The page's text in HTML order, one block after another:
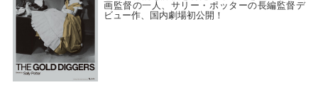
画監督の一人、サリー・ポッターの長編監督デ
ビュー作、国内劇場初公開！